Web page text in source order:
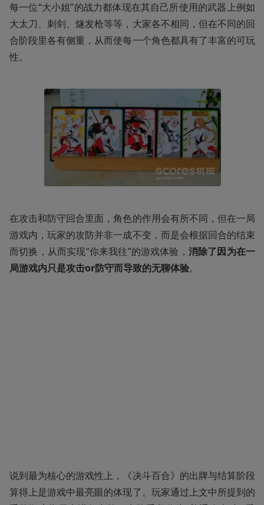
每一位“大小姐”的战力都体现在其自己所使用的武器上例如
大太刀、刺剑、燧发枪等等，大家各不相同，但在不同的回
合阶段里各有侧重，从而使每一个角色都具有了丰富的可玩
性。
在攻击和防守回合里面，角色的作用会有所不同，但在一局
游戏内，玩家的攻防并非一成不变，而是会根据回合的结束
而切换，从而实现“你来我往”的游戏体验， 消除了因为在一
局游戏内只是攻击or防守而导致的无聊体验。
说到最为核心的游戏性上，《决斗百合》的出牌与结算阶段
算得上是游戏中最亮眼的体现了。玩家通过上文中所提到的